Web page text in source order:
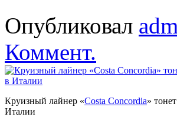
Опубликовал
Коммент.
Круизный лайнер «Costa Concordia»
Италии